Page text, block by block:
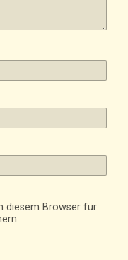
diesem Browser für